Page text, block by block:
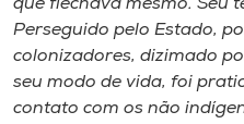
que flechava mesmo. Seu
Perseguido pelo Estado,
colonizadores, dizimado
seu modo de vida, foi
contato com os não